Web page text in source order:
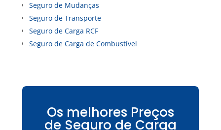
Seguro de Mudanças
Seguro de Transporte
Seguro de Carga RCF
Seguro de Carga de Combustível
Os melhores Preços
de Seguro de Carga